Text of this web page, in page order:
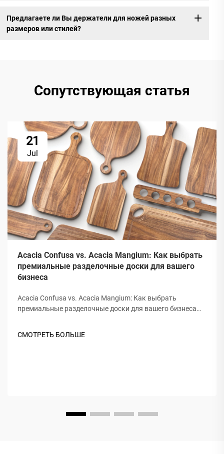
Предлагаете ли Вы держатели для ножей разных
размеров или стилей?
Сопутствующая статья
21
Jul
Acacia Confusa vs. Acacia Mangium: Как выбрать
премиальные разделочные доски для вашего
бизнеса
Acacia Confusa vs. Acacia Mangium: Как выбрать
премиальные разделочные доски для вашего бизнеса
долговечность. Но не вся акация одинакова. Рынок
СМОТРЕТЬ БОЛЬШЕ